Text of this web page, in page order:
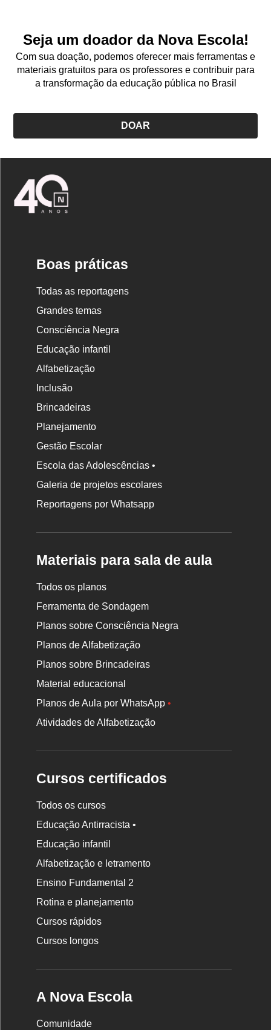
Seja um doador da Nova Escola!
Com sua doação, podemos oferecer mais ferramentas e
materiais gratuitos para os professores e contribuir para
a transformação da educação pública no Brasil
DOAR
Boas práticas
Todas as reportagens
Grandes temas
Consciência Negra
Educação infantil
Alfabetização
Inclusão
Brincadeiras
Planejamento
Gestão Escolar
Escola das Adolescências •
Galeria de projetos escolares
Reportagens por Whatsapp
Materiais para sala de aula
Todos os planos
Ferramenta de Sondagem
Planos sobre Consciência Negra
Planos de Alfabetização
Planos sobre Brincadeiras
Material educacional
Planos de Aula por WhatsApp•
Atividades de Alfabetização
Cursos certificados
Todos os cursos
Educação Antirracista •
Educação infantil
Alfabetização e letramento
Ensino Fundamental 2
Rotina e planejamento
Cursos rápidos
Cursos longos
A Nova Escola
Comunidade